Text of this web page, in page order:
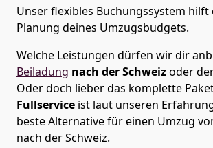
Unser flexibles Buchungssystem
Planung deines Umzugsbudgets.
Welche Leistungen dürfen wir dir
Beiladung nach der Schweizoder
Oder doch lieber das komplette
Fullservice ist laut unseren
beste Alternative für einen Umzug
nach der Schweiz.